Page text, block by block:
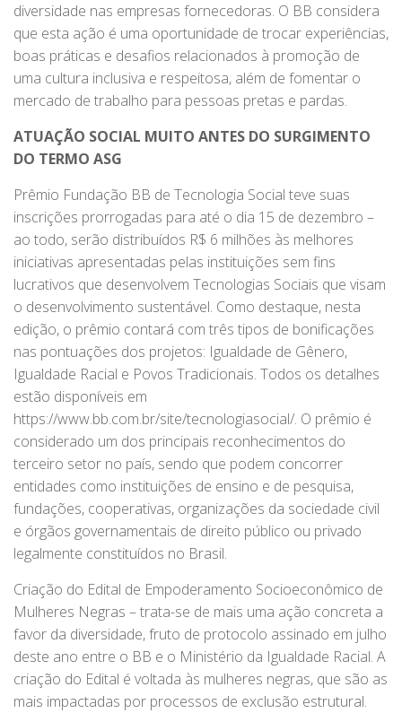
diversidade nas empresas fornecedoras. O BB considera
que esta ação é uma oportunidade de trocar experiências,
boas práticas e desafios relacionados à promoção de
uma cultura inclusiva e respeitosa, além de fomentar o
mercado de trabalho para pessoas pretas e pardas.
ATUAÇÃO SOCIAL MUITO ANTES DO SURGIMENTO
DO TERMO ASG
Prêmio Fundação BB de Tecnologia Social teve suas
inscrições prorrogadas para até o dia 15 de dezembro –
ao todo, serão distribuídos R$ 6 milhões às melhores
iniciativas apresentadas pelas instituições sem fins
lucrativos que desenvolvem Tecnologias Sociais que visam
o desenvolvimento sustentável. Como destaque, nesta
edição, o prêmio contará com três tipos de bonificações
nas pontuações dos projetos: Igualdade de Gênero,
Igualdade Racial e Povos Tradicionais. Todos os detalhes
estão disponíveis em
https://www.bb.com.br/site/tecnologiasocial/. O prêmio é
considerado um dos principais reconhecimentos do
terceiro setor no país, sendo que podem concorrer
entidades como instituições de ensino e de pesquisa,
fundações, cooperativas, organizações da sociedade civil
e órgãos governamentais de direito público ou privado
legalmente constituídos no Brasil.
Criação do Edital de Empoderamento Socioeconômico de
Mulheres Negras – trata-se de mais uma ação concreta a
favor da diversidade, fruto de protocolo assinado em julho
deste ano entre o BB e o Ministério da Igualdade Racial. A
criação do Edital é voltada às mulheres negras, que são as
mais impactadas por processos de exclusão estrutural.